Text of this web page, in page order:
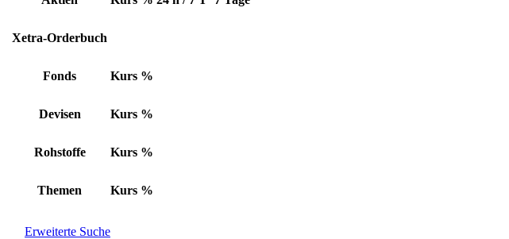
Xetra-Orderbuch
Fonds Kurs %
Devisen Kurs %
Rohstoffe Kurs %
Themen Kurs %
Erweiterte Suche